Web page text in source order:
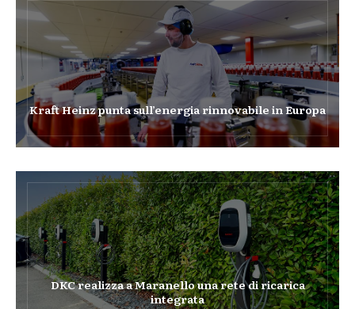
Kraft Heinz punta sull’energia rinnovabile in Europa
DKC realizza a Maranello una rete di ricarica
integrata